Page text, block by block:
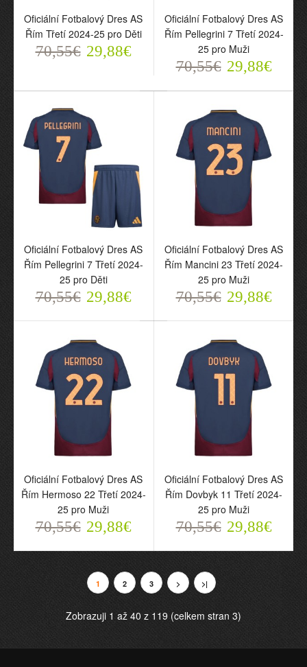
AS Řím Dybala 21 Třetí
2024-25 pro Muži
70,55€
Oficiální Fotbalový Dres
AS Řím Dybala 21 Třetí
2024-25 pro Děti
70,55€ 29,88€
Oficiální Fotbalový Dres
AS Řím Třetí 2024-25 pro
Muži
70,55€ 29,88€
AS Řím Třetí 2024-25 pro
Děti
70,55€ 29,88€
AS Řím Pellegrini 7 Třetí
2024-25 pro Muži
70,55€ 29,88€
Oficiální Fotbalový Dres AS
Řím Třetí 2024-25 pro Děti
70,55€ 29,88€
Oficiální Fotbalový Dres AS
Řím Pellegrini 7 Třetí 2024-
25 pro Muži
70,55€ 29,88€
Oficiální Fotbalový Dres AS
Řím Pellegrini 7 Třetí 2024-
25 pro Děti
70,55€ 29,88€
Oficiální Fotbalový Dres AS
Řím Mancini 23 Třetí 2024-
25 pro Muži
70,55€ 29,88€
Oficiální Fotbalový Dres AS
Řím Hermoso 22 Třetí 2024-
25 pro Muži
70,55€ 29,88€
Oficiální Fotbalový Dres AS
Řím Dovbyk 11 Třetí 2024-
25 pro Muži
70,55€ 29,88€
1 2 3 > >|
Zobrazuji 1 až 40 z 119 (celkem stran 3)